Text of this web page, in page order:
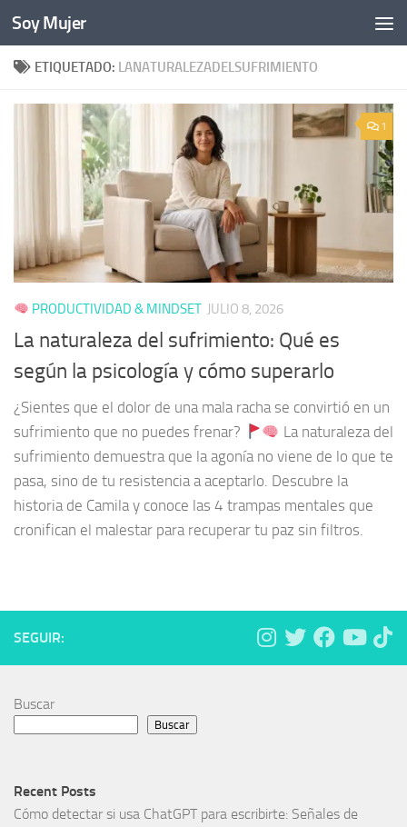
Bajo el contenido
Soy Mujer
ETIQUETADO: LANATURALEZADELSUFRIMIENTO
1
PRODUCTIVIDAD & MINDSET JULIO 8, 2026
La naturaleza del sufrimiento: Qué es
según la psicología y cómo superarlo
¿Sientes que el dolor de una mala racha se convirtió en un
sufrimiento que no puedes frenar?
La naturaleza del
sufrimiento demuestra que la agonía no viene de lo que te
pasa, sino de tu resistencia a aceptarlo. Descubre la
historia de Camila y conoce las 4 trampas mentales que
cronifican el malestar para recuperar tu paz sin filtros.
SEGUIR:
Buscar
Buscar
Recent Posts
Cómo detectar si usa ChatGPT para escribirte: Señales de